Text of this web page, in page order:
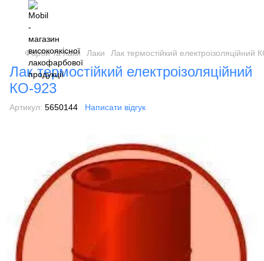
Фарби та лаки Лаки Лак термостійкий електроізоляційний
Лак термостійкий електроізоляційний
КО-923
Артикул: 5650144 Написати відгук